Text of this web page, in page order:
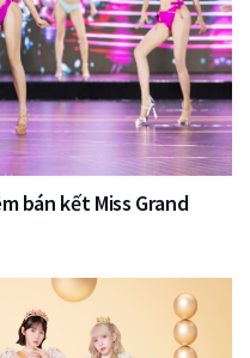
bán kết Miss Grand